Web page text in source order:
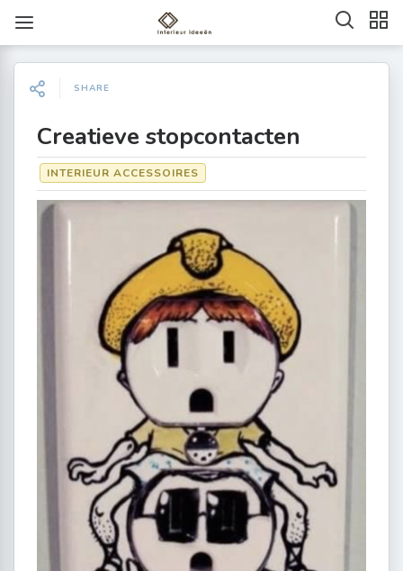
SHARE
Creatieve stopcontacten
INTERIEUR ACCESSOIRES